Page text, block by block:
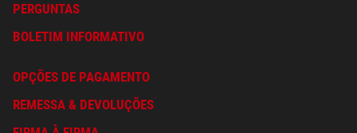
PERGUNTAS
BOLETIM INFORMATIVO
OPÇÕES DE PAGAMENTO
REMESSA & DEVOLUÇÕES